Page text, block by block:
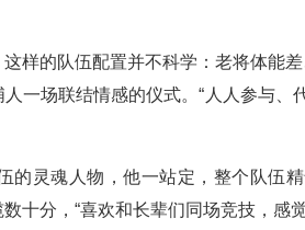
样的队伍配置并不科学：老将体能
一场联结情感的仪式。“人人参与
的灵魂人物，他一站定，整个队伍
十分，“喜欢和长辈们同场竞技，感